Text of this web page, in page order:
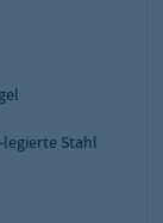
Stahl